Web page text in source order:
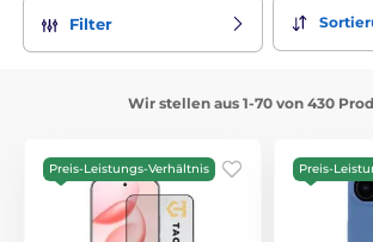
Filter
Wir stellen aus 1-70 von 430
Preis-Leistungs-Verhältnis Preis-